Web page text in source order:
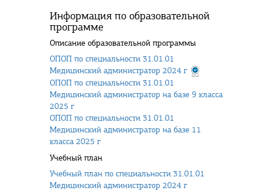
Информация по образовательной
программе
Описание образовательной программы
ОПОП по специальности 31.01.01
Медицинский администратор 2024 г
ОПОП по специальности 31.01.01
Медицинский администратор на базе 9 класса
2025 г
ОПОП по специальности 31.01.01
Медицинский администратор на базе 11
класса 2025 г
Учебный план
Учебный план по специальности 31.01.01
Медицинский администратор 2024 г